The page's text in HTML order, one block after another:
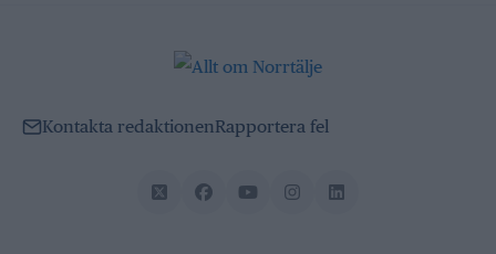
Kontakta redaktionenRapportera fel